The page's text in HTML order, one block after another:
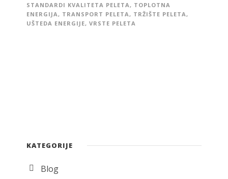
STANDARDI KVALITETA PELETA , TOPLOTNA
ENERGIJA , TRANSPORT PELETA , TRŽIŠTE PELETA ,
UŠTEDA ENERGIJE, VRSTE PELETA
KATEGORIJE
Blog